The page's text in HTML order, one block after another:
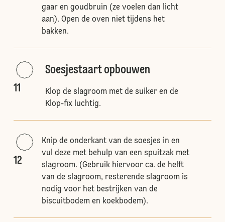
gaar en goudbruin (ze voelen dan licht
aan). Open de oven niet tijdens het
bakken.
11
Soesjestaart opbouwen
Klop de slagroom met de suiker en de
Klop-fix luchtig.
12
Knip de onderkant van de soesjes in en
vul deze met behulp van een spuitzak met
slagroom. (Gebruik hiervoor ca. de helft
van de slagroom, resterende slagroom is
nodig voor het bestrijken van de
biscuitbodem en koekbodem).